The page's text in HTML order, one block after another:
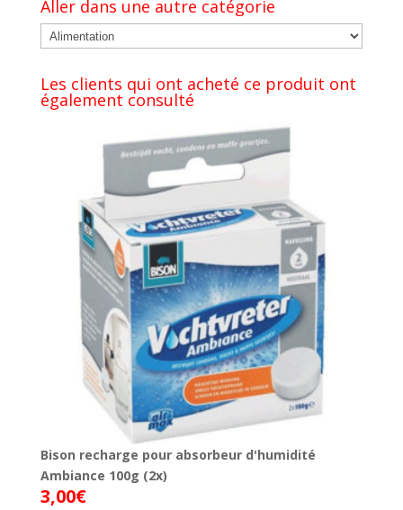
Aller dans une autre catégorie
Les clients qui ont acheté ce produit ont
également consulté
Bison recharge pour absorbeur d'humidité
Ambiance 100g (2x)
3,00€